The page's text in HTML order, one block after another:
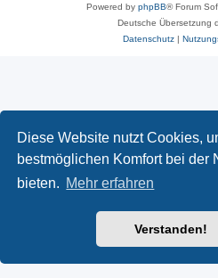
Diese Website nutzt Cookies,
bestmöglichen Komfort bei der
bieten. Mehr erfahren
Verstanden!
Powered by phpBB® Forum
Deutsche Übersetzung
Datenschutz|